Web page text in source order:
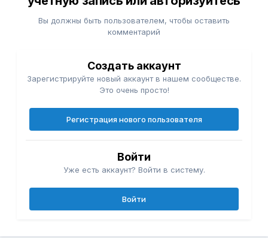
Вы должны быть пользователем, чтобы оставить
комментарий
Создать аккаунт
Зарегистрируйте новый аккаунт в нашем сообществе.
Это очень просто!
Регистрация нового пользователя
Войти
Уже есть аккаунт? Войти в систему.
Войти